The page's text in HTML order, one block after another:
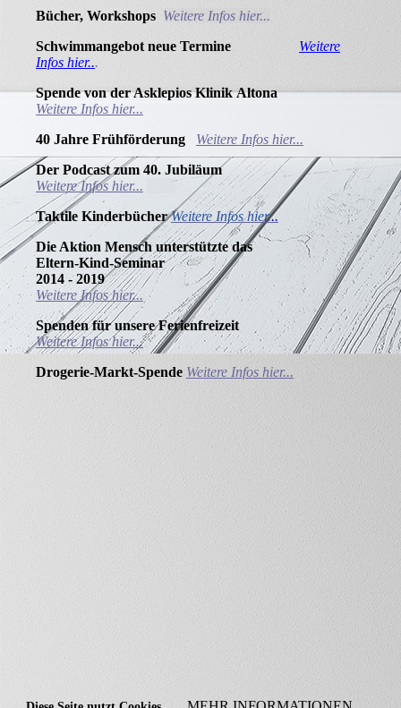
Bücher, Workshops Weitere Infos hier...
Schwimmangebot neue Termine Weitere
Infos hier...
Spende von der Asklepios Klinik Altona
Weitere Infos hier...
40 Jahre Frühförderung Weitere Infos hier...
Der Podcast zum 40. Jubiläum
Weitere Infos hier...
Taktile KinderbücherWeitere Infos hier...
Die Aktion Mensch unterstützte das
Eltern-Kind-Seminar
2014 - 2019
Weitere Infos hier...
Spenden für unsere Ferienfreizeit
Weitere Infos hier...
Drogerie-Markt-Spende Weitere Infos hier...